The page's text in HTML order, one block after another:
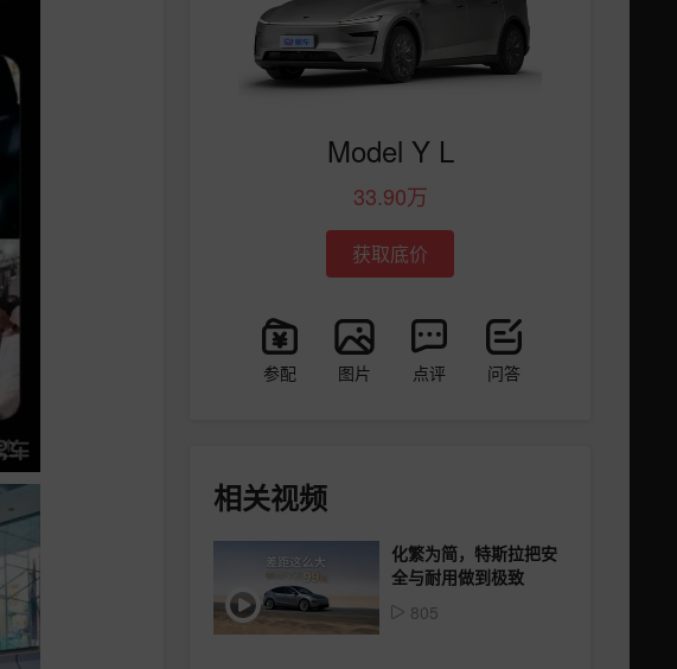
Model Y L
33.90万
获取底价
参配 图片 点评 问答
相关视频
化繁为简，特斯拉把安
全与耐用做到极致
805